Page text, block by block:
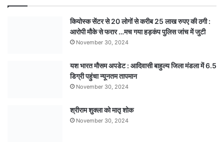
कियोस्क सेंटर से 20 लोगों से करीब 25 लाख रुपए की ठगी :
आरोपी मौके से फरार …मच गया हड़कंप पुलिस जांच में जुटी
November 30, 2024
यश भारत मौसम अपडेट : आदिवासी बाहुल्य जिला मंडला में 6.5
डिग्री पहुंचा न्यूनतम तापमान
November 30, 2024
श्रीराम शुक्ला को मातृ शोक
November 30, 2024